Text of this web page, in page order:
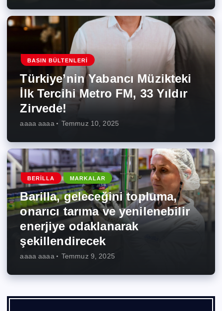
BASIN BÜLTENLERI
Türkiye’nin Yabancı Müzikteki
İlk Tercihi Metro FM, 33 Yıldır
Zirvede!
aaaa aaaa Temmuz 10, 2025
BERILLA MARKALAR
Barilla, geleceğini topluma,
onarıcı tarıma ve yenilenebilir
enerjiye odaklanarak
şekillendirecek
aaaa aaaa Temmuz 9, 2025